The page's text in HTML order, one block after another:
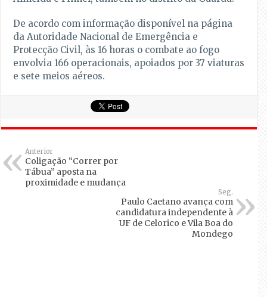
De acordo com informação disponível na página
da Autoridade Nacional de Emergência e
Protecção Civil, às 16 horas o combate ao fogo
envolvia 166 operacionais, apoiados por 37 viaturas
e sete meios aéreos.
Anterior
Coligação “Correr por
Tábua” aposta na
proximidade e mudança
Seg.
Paulo Caetano avança com
candidatura independente à
UF de Celorico e Vila Boa do
Mondego